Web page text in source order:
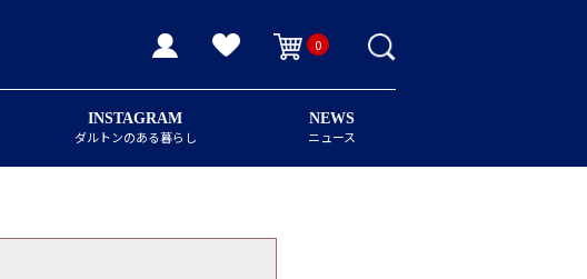
0
INSTAGRAM
ダルトンのある暮らし
NEWS
ニュース